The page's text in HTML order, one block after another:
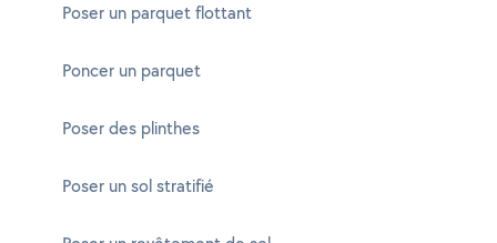
Poser un parquet flottant
Poncer un parquet
Poser des plinthes
Poser un sol stratifié